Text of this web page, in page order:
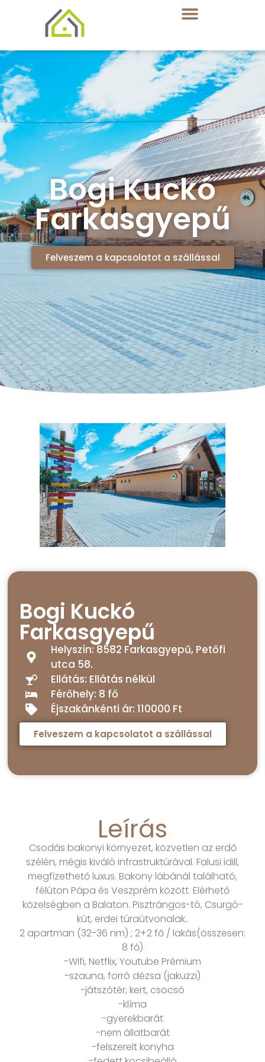
Bogi Kuckó
Farkasgyepű
Felveszem a kapcsolatot a szállással
Bogi Kuckó
Farkasgyepű
Helyszín: 8582 Farkasgyepű, Petőfi
utca 58.
Ellátás: Ellátás nélkül
Férőhely: 8 fő
Éjszakánkénti ár: 110000 Ft
Felveszem a kapcsolatot a szállással
Leírás
Csodás bakonyi környezet, közvetlen az erdő
szélén, mégis kiváló infrastruktúrával. Falusi idill,
megfizethető luxus. Bakony lábánál található,
félúton Pápa és Veszprém között. Elérhető
közelségben a Balaton. Pisztrángos-tó, Csurgó-
kút, erdei túraútvonalak..
2 apartman (32-36 nm) ; 2+2 fő / lakás(összesen:
8 fő)
-Wifi, Netflix, Youtube Prémium
-szauna, forró dézsa (jakuzzi)
-játszótér, kert, csocsó
-klíma
-gyerekbarát
-nem állatbarát
-felszerelt konyha